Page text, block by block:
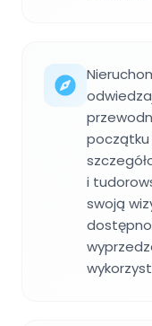
początku
i
swoją